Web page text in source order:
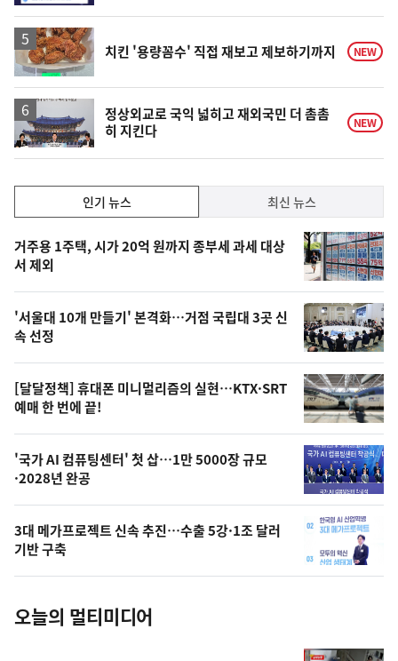
하
락
치킨 '용량꼼수' 직접 재보고 제보하기까지 NEW
정상외교로 국익 넓히고 재외국민 더 촘촘
히 지킨다
NEW
인
기,
최
신,
오
늘
의
영
상
오
늘
의
사
진
인기 뉴스 최신 뉴스
인
기
뉴
스
거주용 1주택, 시가 20억 원까지 종부세 과세 대상
서 제외
'서울대 10개 만들기' 본격화…거점 국립대 3곳 신
속 선정
[달달정책] 휴대폰 미니멀리즘의 실현…KTX·SRT
예매 한 번에 끝!
'국가 AI 컴퓨팅센터' 첫 삽…1만 5000장 규모
·2028년 완공
3대 메가프로젝트 신속 추진…수출 5강·1조 달러
기반 구축
오늘의 멀티미디어